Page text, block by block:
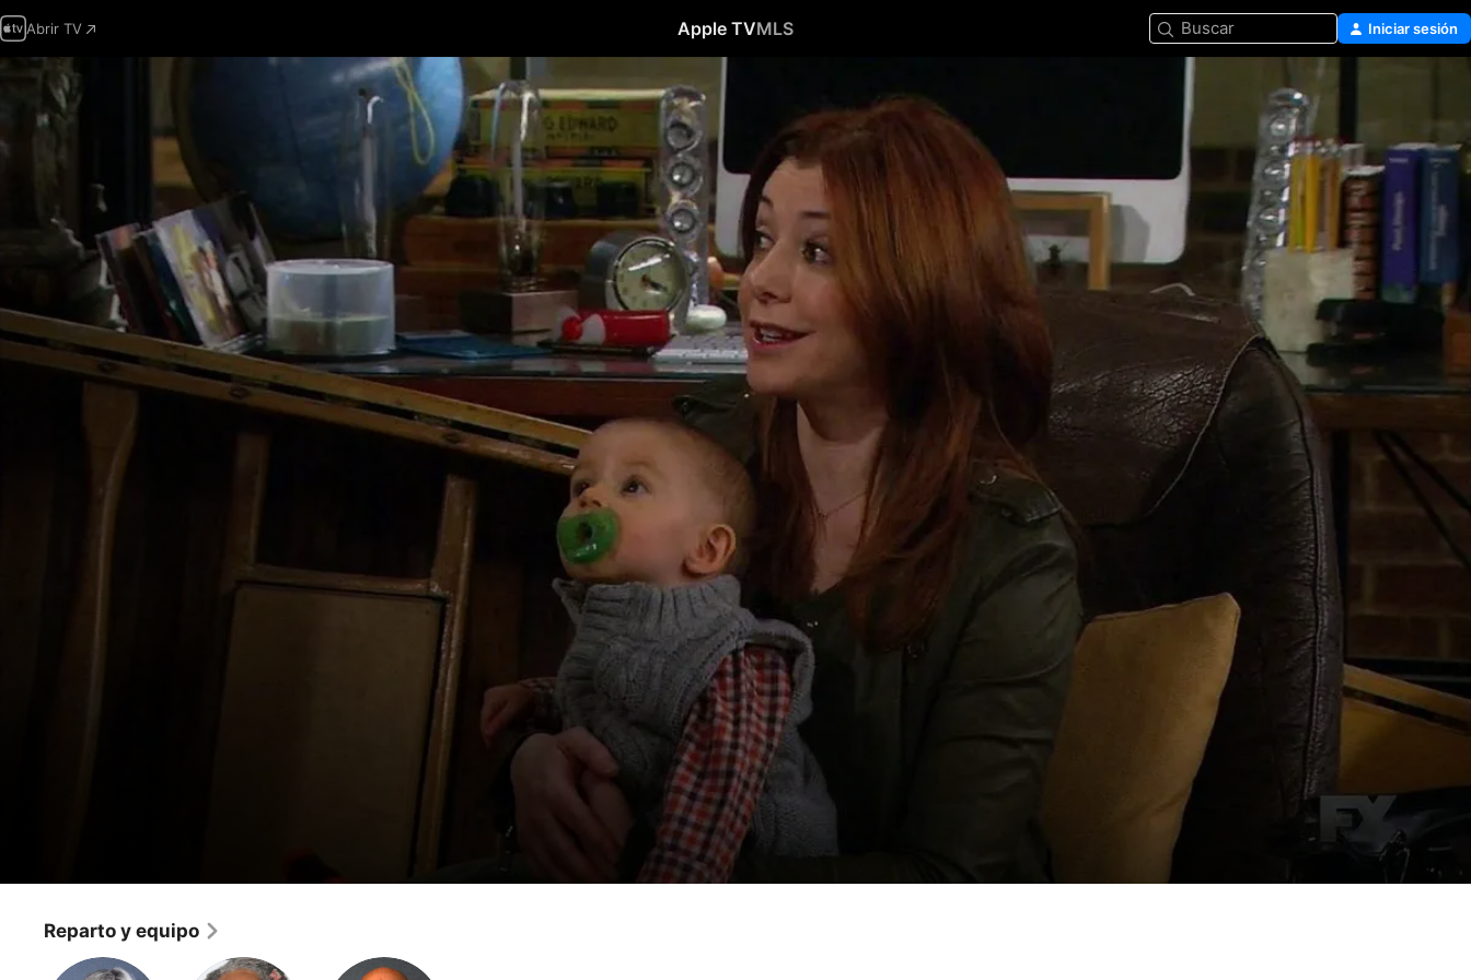
Abrir TV Apple TVMLS Buscar Iniciar sesión
Locura de la mala
Comedia ·Romance
Reparto y equipo